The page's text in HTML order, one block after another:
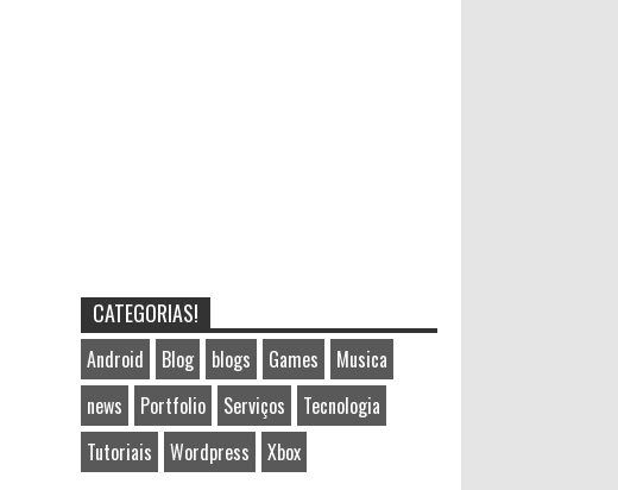
CATEGORIAS!
Android Blog blogs Games
Musica
news
Portfolio Serviços
Tecnologia
Tutoriais
Wordpress Xbox